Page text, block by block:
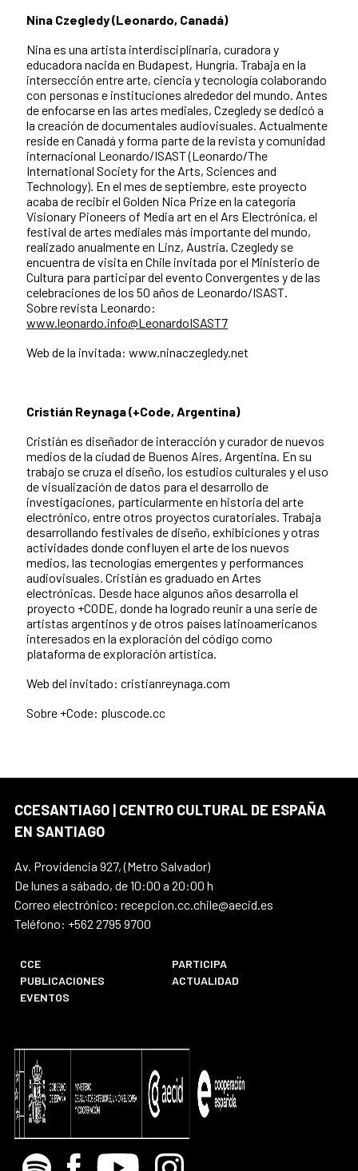
Nina Czegledy (Leonardo, Canadá)
Nina es una artista interdisciplinaria, curadora y
educadora nacida en Budapest, Hungría. Trabaja en la
intersección entre arte, ciencia y tecnología colaborando
con personas e instituciones alrededor del mundo. Antes
de enfocarse en las artes mediales, Czegledy se dedicó a
la creación de documentales audiovisuales. Actualmente
reside en Canadá y forma parte de la revista y comunidad
internacional Leonardo/ISAST (Leonardo/The
International Society for the Arts, Sciences and
Technology). En el mes de septiembre, este proyecto
acaba de recibir el Golden Nica Prize en la categoría
Visionary Pioneers of Media art en el Ars Electrónica, el
festival de artes mediales más importante del mundo,
realizado anualmente en Linz, Austria. Czegledy se
encuentra de visita en Chile invitada por el Ministerio de
Cultura para participar del evento Convergentes y de las
celebraciones de los 50 años de Leonardo/ISAST.
Sobre revista Leonardo:
www.leonardo.info@LeonardoISAST7
Web de la invitada: www.ninaczegledy.net
Cristián Reynaga (+Code, Argentina)
Cristián es diseñador de interacción y curador de nuevos
medios de la ciudad de Buenos Aires, Argentina. En su
trabajo se cruza el diseño, los estudios culturales y el uso
de visualización de datos para el desarrollo de
investigaciones, particularmente en historia del arte
electrónico, entre otros proyectos curatoriales. Trabaja
desarrollando festivales de diseño, exhibiciones y otras
actividades donde confluyen el arte de los nuevos
medios, las tecnologías emergentes y performances
audiovisuales. Cristián es graduado en Artes
electrónicas. Desde hace algunos años desarrolla el
proyecto +CODE, donde ha logrado reunir a una serie de
artistas argentinos y de otros países latinoamericanos
interesados en la exploración del código como
plataforma de exploración artística.
Web del invitado: cristianreynaga.com
Sobre +Code: pluscode.cc
CCESANTIAGO | CENTRO CULTURAL DE ESPAÑA
EN SANTIAGO
Av. Providencia 927, (Metro Salvador)
De lunes a sábado, de 10:00 a 20:00 h
Correo electrónico: recepcion.cc.chile@aecid.es
Teléfono: +562 2795 9700
CCE
PARTICIPA
PUBLICACIONES
ACTUALIDAD
EVENTOS
Spotify Facebook
Youtube Instagram